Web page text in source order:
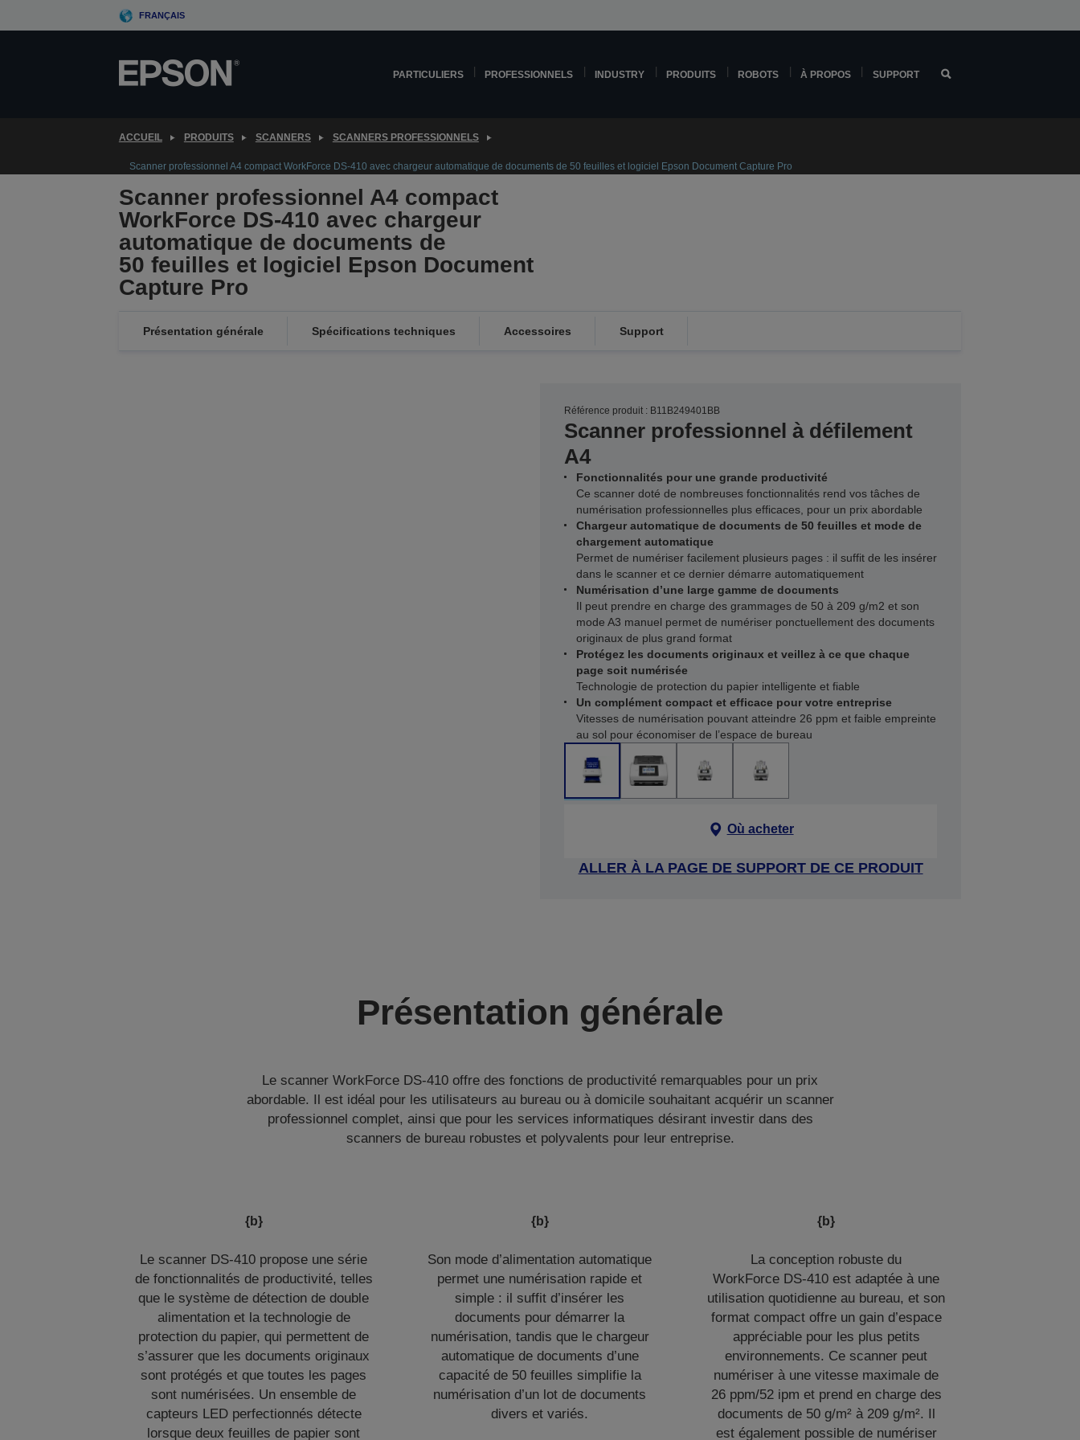
to
FRANÇAIS
PARTICULIERS PROFESSIONNELS INDUSTRY PRODUITS ROBOTS À PROPOS SUPPORT
ACCUEIL PRODUITS SCANNERS SCANNERS PROFESSIONNELS
Scanner professionnel A4 compact WorkForce DS-410 avec chargeur automatique de documents de 50 feuilles et logiciel Epson Document Capture Pro
Scanner professionnel A4 compact
WorkForce DS-410 avec chargeur
automatique de documents de
50 feuilles et logiciel Epson Document
Capture Pro
Présentation générale Spécifications techniques Accessoires Support
Référence produit : B11B249401BB
Scanner professionnel à défilement
A4
Fonctionnalités pour une grande productivité
Ce scanner doté de nombreuses fonctionnalités rend vos tâches de
numérisation professionnelles plus efficaces, pour un prix abordable
Chargeur automatique de documents de 50 feuilles et mode de
chargement automatique
Permet de numériser facilement plusieurs pages : il suffit de les insérer
dans le scanner et ce dernier démarre automatiquement
Numérisation d’une large gamme de documents
Il peut prendre en charge des grammages de 50 à 209 g/m2 et son
mode A3 manuel permet de numériser ponctuellement des documents
originaux de plus grand format
Protégez les documents originaux et veillez à ce que chaque
page soit numérisée
Technologie de protection du papier intelligente et fiable
Un complément compact et efficace pour votre entreprise
Vitesses de numérisation pouvant atteindre 26 ppm et faible empreinte
au sol pour économiser de l’espace de bureau
Où acheter
ALLER À LA PAGE DE SUPPORT DE CE PRODUIT
Présentation générale
Le scanner WorkForce DS-410 offre des fonctions de productivité remarquables pour un prix
abordable. Il est idéal pour les utilisateurs au bureau ou à domicile souhaitant acquérir un scanner
professionnel complet, ainsi que pour les services informatiques désirant investir dans des
scanners de bureau robustes et polyvalents pour leur entreprise.
{b}
Le scanner DS-410 propose une série
de fonctionnalités de productivité, telles
que le système de détection de double
alimentation et la technologie de
protection du papier, qui permettent de
s’assurer que les documents originaux
sont protégés et que toutes les pages
sont numérisées. Un ensemble de
capteurs LED perfectionnés détecte
lorsque deux feuilles de papier sont
{b}
Son mode d’alimentation automatique
permet une numérisation rapide et
simple : il suffit d’insérer les
documents pour démarrer la
numérisation, tandis que le chargeur
automatique de documents d’une
capacité de 50 feuilles simplifie la
numérisation d’un lot de documents
divers et variés.
{b}
La conception robuste du
WorkForce DS-410 est adaptée à une
utilisation quotidienne au bureau, et son
format compact offre un gain d’espace
appréciable pour les plus petits
environnements. Ce scanner peut
numériser à une vitesse maximale de
26 ppm/52 ipm et prend en charge des
documents de 50 g/m² à 209 g/m². Il
est également possible de numériser